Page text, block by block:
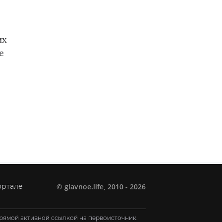
© glavnoe.life , 2010 - 2026
активной ссылкой на первоисточник.